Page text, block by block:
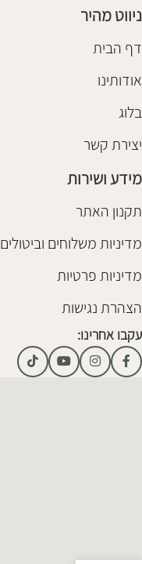
ניווט מהיר
דף הבית
אודותינו
בלוג
יצירת קשר
מידע ושירות
תקנון האתר
מדיניות משלוחים וביטולים
מדיניות פרטיות
הצהרת נגישות
עקבו אחרינו: